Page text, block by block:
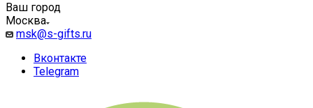
Ваш город
Москва
msk@s-gifts.ru
Вконтакте
Telegram